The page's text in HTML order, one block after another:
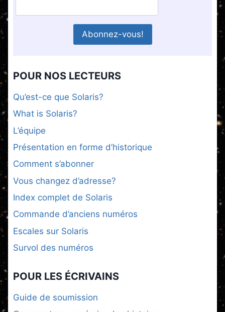
POUR NOS LECTEURS
Qu’est-ce que Solaris?
What is Solaris?
L’équipe
Présentation en forme d’historique
Comment s’abonner
Vous changez d’adresse?
Index complet de Solaris
Commande d’anciens numéros
Escales sur Solaris
Survol des numéros
POUR LES ÉCRIVAINS
Guide de soumission